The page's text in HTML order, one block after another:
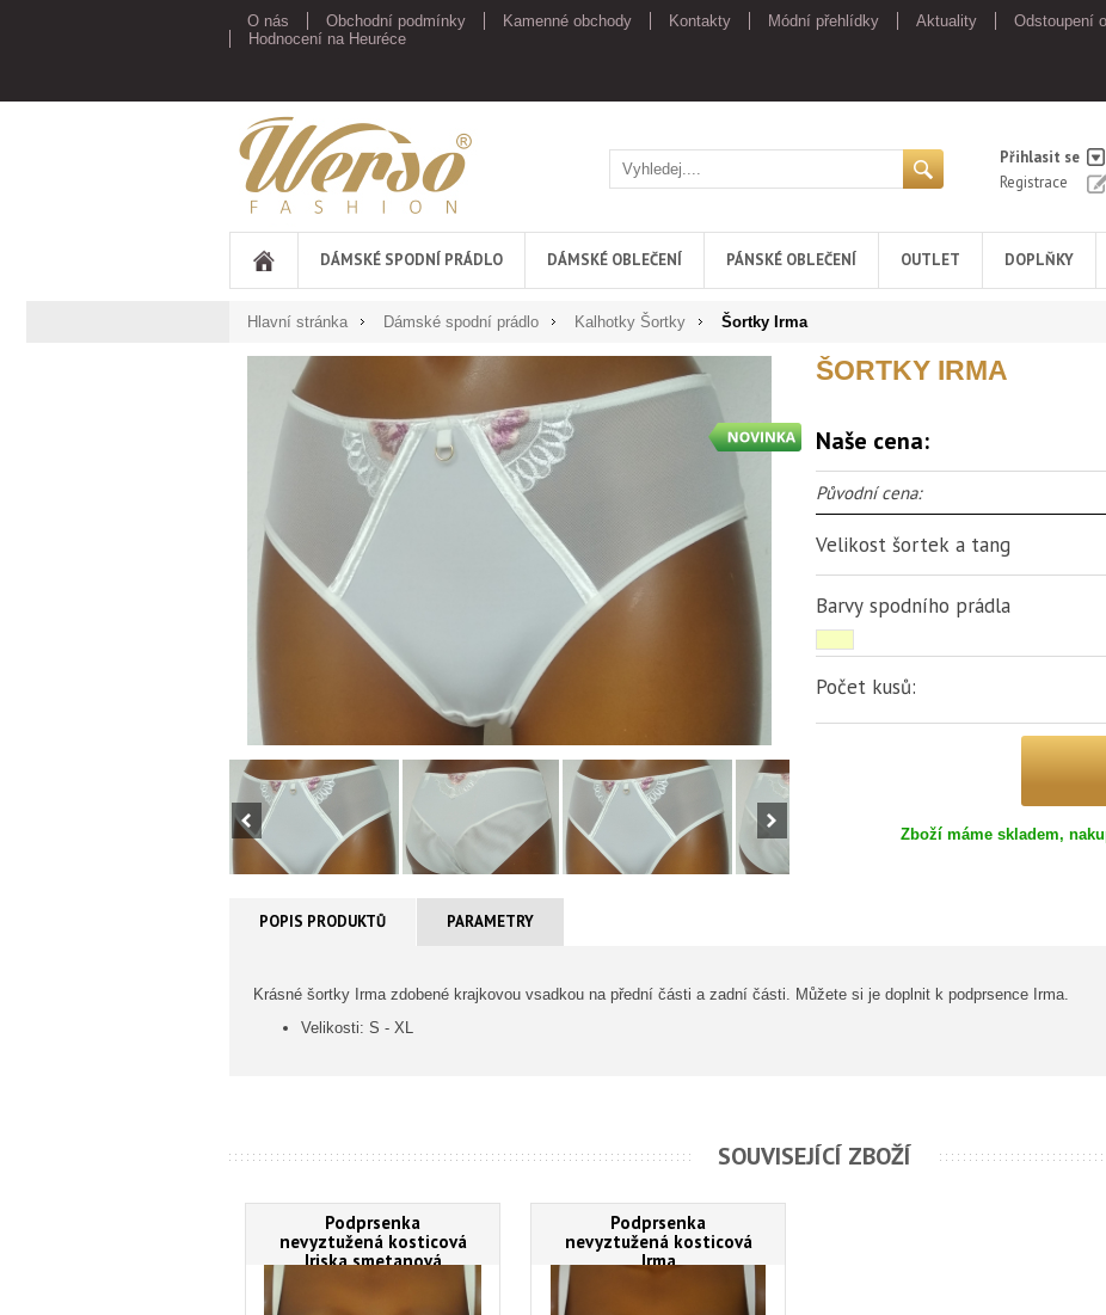
O nás Obchodní podmínky Kamenné obchody Kontakty Módní přehlídky Aktuality
Odstoupení
Hodnocení na Heuréce
Werso
Přihlasit se
Registrace
DÁMSKÉ SPODNÍ PRÁDLO DÁMSKÉ OBLEČENÍ PÁNSKÉ OBLEČENÍ OUTLET DOPLŇKY
Hlavní stránka Dámské spodní prádlo Kalhotky Šortky Šortky Irma
ŠORTKY IRMA
Naše cena:
Původní cena:
Velikost šortek a tang
Barvy spodního prádla
Počet kusů:
Zboží máme skladem,
POPIS PRODUKTŮ PARAMETRY
Krásné šortky Irma zdobené krajkovou vsadkou na přední části a zadní části. Můžete si je doplnit k podprsence Irma.
Velikosti: S - XL
SOUVISEJÍCÍ ZBOŽÍ
Podprsenka
nevyztužená kosticová
Iriska smetanová
Podprsenka
nevyztužená kosticová
Irma